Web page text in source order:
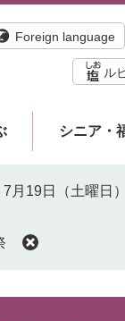
Foreign language
ル
シニア・
7月19日（土曜日